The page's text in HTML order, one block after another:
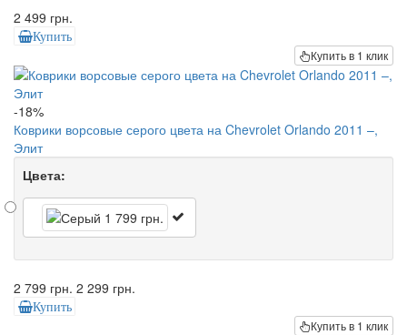
2 499 грн.
Купить
Купить в 1 клик
-18%
Коврики ворсовые серого цвета на Chevrolet Orlando 2011 –,
Элит
Цвета:
2 799 грн. 2 299 грн.
Купить
Купить в 1 клик